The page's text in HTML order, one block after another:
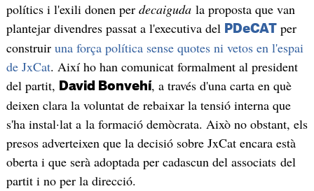
polítics i l'exili donen per decaigudala proposta que van
plantejar divendres passat a l'executiva del PDeCATper
construir una força política sense quotes ni vetos en l'espai
de JxCat. Així ho han comunicat formalment al president
del partit, David Bonvehí, a través d'una carta en què
deixen clara la voluntat de rebaixar la tensió interna que
s'ha instal·lat a la formació demòcrata. Això no obstant, els
presos adverteixen que la decisió sobre JxCat encara està
oberta i que serà adoptada per cadascun del associats del
partit i no per la direcció.